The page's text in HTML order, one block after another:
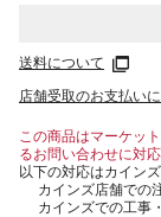
送料について
店舗受取のお支払い
この商品はマーケッ
るお問い合わせに対応
以下の対応はカイン
カインズ店舗での
カインズでの工事